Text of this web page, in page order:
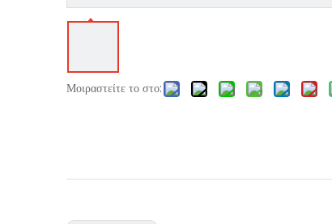
Μοιραστείτε το στο: